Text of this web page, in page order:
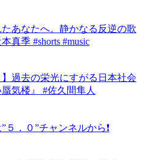
あなたへ。静かなる反逆の歌
真季 #shorts #music
】過去の栄光にすがる日本社会
気楼』 #佐久間隼人
．０”チャンネルから❗️